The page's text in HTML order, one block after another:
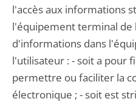
l'accès aux informations
l'équipement terminal
d'informations dans
l'utilisateur : - soit a pour
permettre ou faciliter la
électronique ; - soit est